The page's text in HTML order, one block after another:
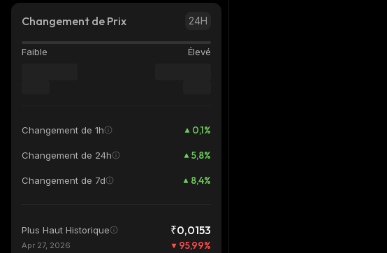
Changement de Prix 24H
Faible Élevé
Changement de 1h 0,1%
Changement de 24h 5,8%
Changement de 7d 8,4%
Plus Haut Historique ₹0,0153
Apr 27, 2026 95,99%